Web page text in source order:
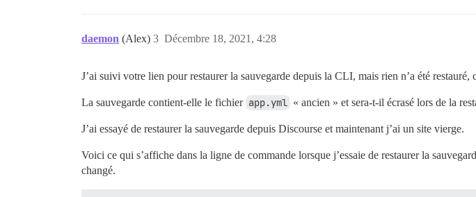
daemon (Alex) Décembre 18, 2021, 4:28
3
J’ai suivi votre lien pour restaurer la sauvegarde depuis la CLI, mais rien n’a été
La sauvegarde contient-elle le fichier app.yml « ancien » et sera-t-il écrasé lors de la
J’ai essayé de restaurer la sauvegarde depuis Discourse et maintenant j’ai un site vierge.
Voici ce qui s’affiche dans la ligne de commande lorsque j’essaie de restaurer la
changé.